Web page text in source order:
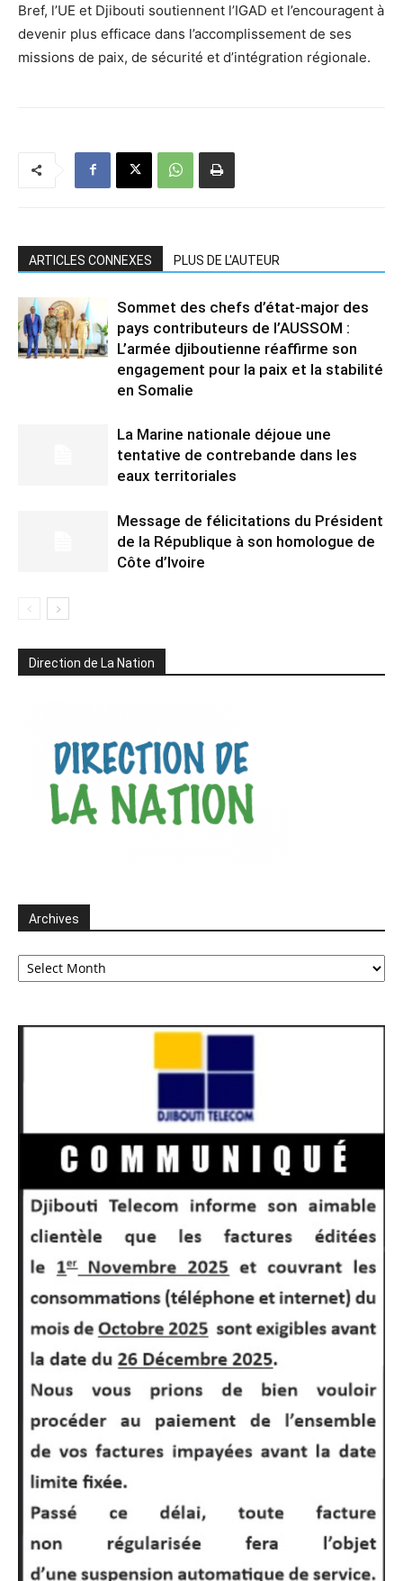
Bref, l’UE et Djibouti soutiennent l’IGAD et l’encouragent à
devenir plus efficace dans l’accomplissement de ses
missions de paix, de sécurité et d’intégration régionale.
ARTICLES CONNEXES PLUS DE L'AUTEUR
Sommet des chefs d’état-major des
pays contributeurs de l’AUSSOM :
L’armée djiboutienne réaffirme son
engagement pour la paix et la stabilité
en Somalie
La Marine nationale déjoue une
tentative de contrebande dans les
eaux territoriales
Message de félicitations du Président
de la République à son homologue de
Côte d’Ivoire
Direction de La Nation
Archives
Archives